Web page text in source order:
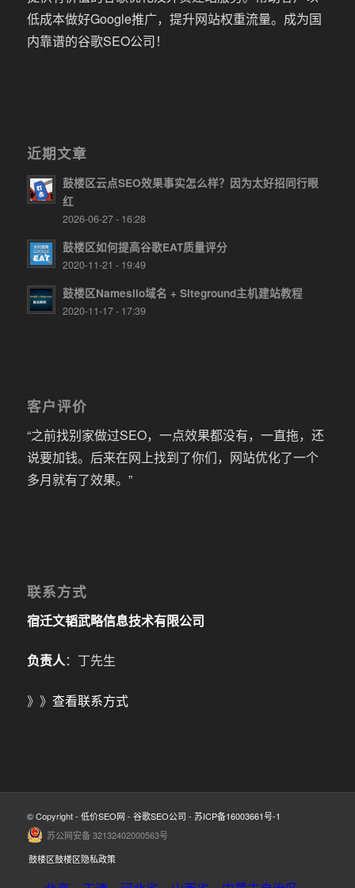
低成本做好Google推广，提升网站权重流量。成为国
内靠谱的谷歌SEO公司！
近期文章
鼓楼区云点SEO效果事实怎么样？因为太好招同行眼
红
2026-06-27 - 16:28
鼓楼区如何提高谷歌EAT质量评分
2020-11-21 - 19:49
鼓楼区Namesilo域名 + Siteground主机建站教程
2020-11-17 - 17:39
客户评价
“之前找别家做过SEO，一点效果都没有，一直拖，还
说要加钱。后来在网上找到了你们，网站优化了一个
多月就有了效果。”
联系方式
宿迁文韬武略信息技术有限公司
负责人：丁先生
》》 查看联系方式
© Copyright - 低价SEO网 - 谷歌SEO公司 - 苏ICP备16003661号-1
苏公网安备 32132402000563号
鼓楼区鼓楼区隐私政策